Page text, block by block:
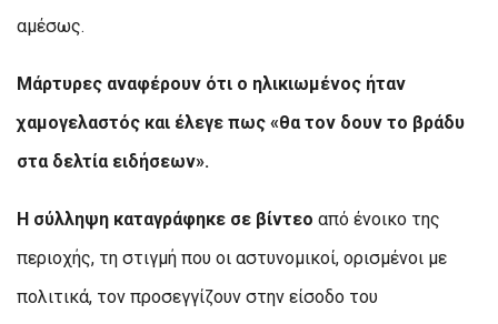
αμέσως.
Μάρτυρες αναφέρουν ότι ο ηλικιωμένος ήταν
χαμογελαστός και έλεγε πως «θα τον δουν το βράδυ
στα δελτία ειδήσεων».
Η σύλληψη καταγράφηκε σε βίντεο από ένοικο της
περιοχής, τη στιγμή που οι αστυνομικοί, ορισμένοι με
πολιτικά, τον προσεγγίζουν στην είσοδο του